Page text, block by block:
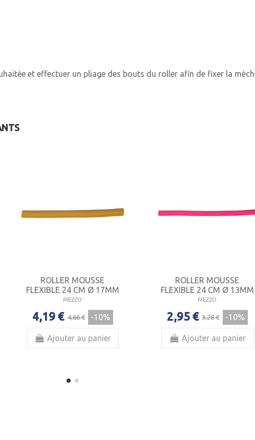
et effectuer un pliage des bouts du roller afin de fixer la
ROLLER MOUSSE
FLEXIBLE 24 CM Ø 17MM
MEZZO
4,19 € 4,66 € -10%
Ajouter au panier
ROLLER MOUSSE
FLEXIBLE 24 CM Ø 13MM
MEZZO
2,95 € 3,28 € -10%
Ajouter au panier